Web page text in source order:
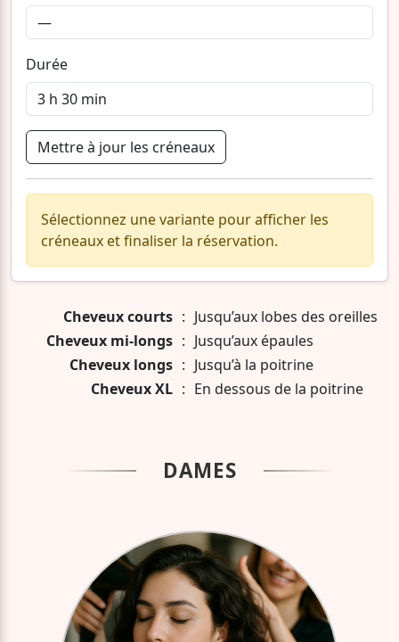
Durée
Mettre à jour les créneaux
Sélectionnez une variante pour afficher les
créneaux et finaliser la réservation.
Cheveux courts : Jusqu’aux lobes des oreilles
Cheveux mi-longs : Jusqu’aux épaules
Cheveux longs : Jusqu’à la poitrine
Cheveux XL : En dessous de la poitrine
DAMES